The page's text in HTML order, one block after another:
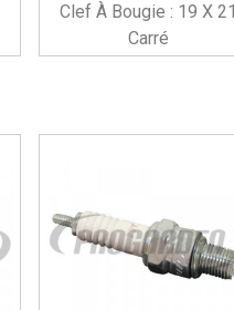
Clef À Bougie : 19 X 21
Carré